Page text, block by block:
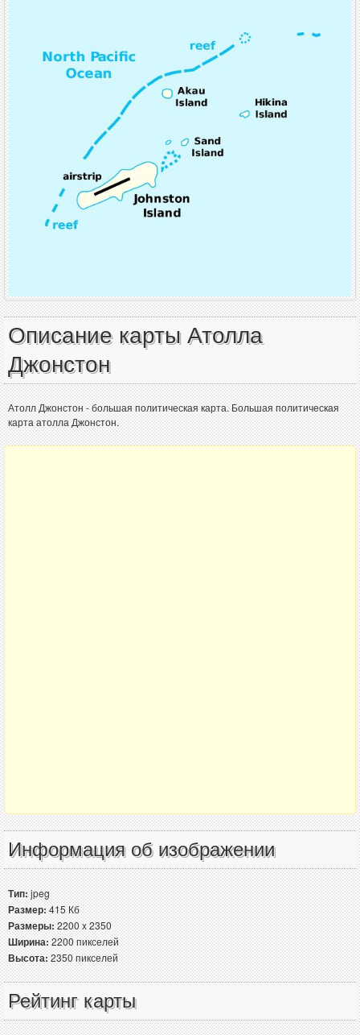
Описание карты Атолла
Джонстон
Атолл Джонстон - большая политическая карта. Большая политическая
карта атолла Джонстон.
Информация об изображении
Тип:jpeg
Размер:415 Кб
Размеры:2200 x 2350
Ширина:2200 пикселей
Высота:2350 пикселей
Рейтинг карты